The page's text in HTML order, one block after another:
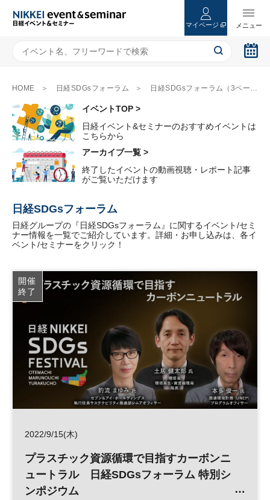
マイページ
HOME 日経SDGsフォーラム 日経SDGsフォーラム（3ページ目）
イベントTOP >
日経イベント&セミナーのおすすめイベントは
こちらから
アーカイブ一覧 >
終了したイベントの動画視聴・レポート記事
がご覧いただけます
日経SDGsフォーラム
日経グループの『日経SDGsフォーラム』に関するイベント/セミ
ナー情報を一覧でご紹介しています。詳細・お申し込みは、各イ
ベント/セミナーをクリック！
開催
終了
2022/9/15(木)
プラスチック資源循環で目指すカーボンニ
ュートラル 日経SDGsフォーラム 特別シ
ンポジウム